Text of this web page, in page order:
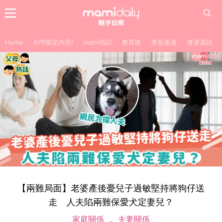
Home APP限定內容! mami熱話 教育路 產前產後 健康資訊
【兩難局面】老婆產後憂兒子過敏堅持將狗仔送
走 人夫陷兩難保愛犬定妻兒？
家庭關係 夫妻關係